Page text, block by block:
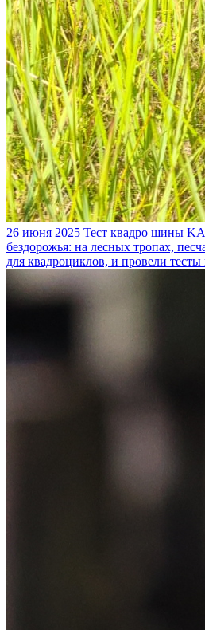
26 июня 2025 Тест квадро шины
бездорожья: на лесных тропах,
для квадроциклов, и провели